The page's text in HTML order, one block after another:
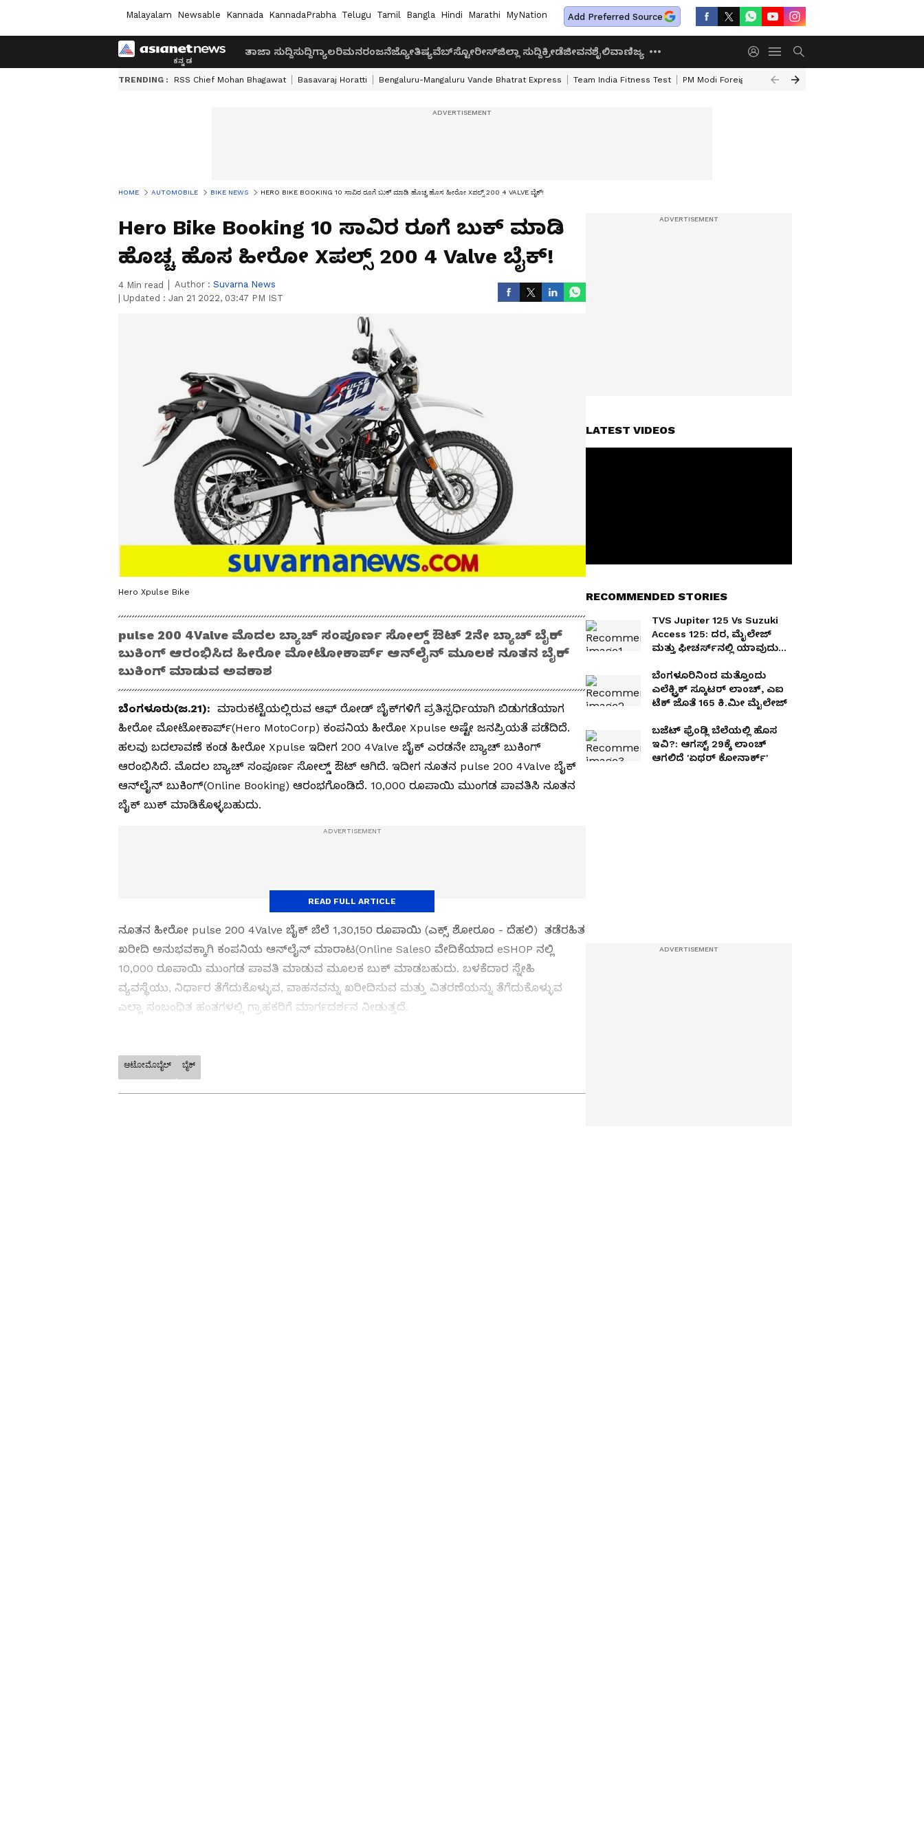
Malayalam Newsable Kannada KannadaPrabha Telugu Tamil Bangla Hindi Marathi MyNation Add Preferred Source
ತಾಜಾ ಸುದ್ದಿಸುದ್ದಿಗ್ಯಾಲರಿಮನರಂಜನೆಜ್ಯೋತಿಷ್ಯವೆಬ್‌ಸ್ಟೋರೀಸ್ಜಿಲ್ಲಾ ಸುದ್ದಿಕ್ರೀಡೆಜೀವನಶೈಲಿವಾಣಿಜ್ಯ
TRENDING : RSS Chief Mohan Bhagawat Basavaraj Horatti Bengaluru-Mangaluru Vande Bhatrat Express Team India Fitness Test PM Modi Foreign Travel Expenditure
HOME AUTOMOBILE BIKE NEWS HERO BIKE BOOKING 10 ಸಾವಿರ ರೂಗೆ ಬುಕ್ ಮಾಡಿ ಹೊಚ್ಚ ಹೊಸ ಹೀರೋ Xಪಲ್ಸ್ 200 4 VALVE ಬೈಕ್!
Hero Bike Booking 10 ಸಾವಿರ ರೂಗೆ ಬುಕ್ ಮಾಡಿ
ಹೊಚ್ಚ ಹೊಸ ಹೀರೋ Xಪಲ್ಸ್ 200 4 Valve ಬೈಕ್!
4 Min read Author : Suvarna News
Updated : Jan 21 2022, 03:47 PM IST
Hero Xpulse Bike
pulse 200 4Valve ಮೊದಲ ಬ್ಯಾಚ್ ಸಂಪೂರ್ಣ ಸೋಲ್ಡ್ ಔಟ್ 2ನೇ ಬ್ಯಾಚ್ ಬೈಕ್
ಬುಕಿಂಗ್ ಆರಂಭಿಸಿದ ಹೀರೋ ಮೋಟೋಕಾರ್ಪ್ ಆನ್‍ಲೈನ್ ಮೂಲಕ ನೂತನ ಬೈಕ್
ಬುಕಿಂಗ್ ಮಾಡುವ ಅವಕಾಶ
ಬೆಂಗಳೂರು(ಜ.21): ಮಾರುಕಟ್ಟೆಯಲ್ಲಿರುವ ಆಫ್ ರೋಡ್ ಬೈಕ್‌ಗಳಿಗೆ ಪ್ರತಿಸ್ಪರ್ಧಿಯಾಗಿ ಬಿಡುಗಡೆಯಾಗ
ಹೀರೋ ಮೋಟೋಕಾರ್ಪ್(Hero MotoCorp) ಕಂಪನಿಯ ಹೀರೋ Xpulse ಅಷ್ಟೇ ಜನಪ್ರಿಯತೆ ಪಡೆದಿದೆ.
ಹಲವು ಬದಲಾವಣೆ ಕಂಡ ಹೀರೋ Xpulse ಇದೀಗ 200 4Valve ಬೈಕ್ ಎರಡನೇ ಬ್ಯಾಚ್ ಬುಕಿಂಗ್
ಆರಂಭಿಸಿದೆ. ಮೊದಲ ಬ್ಯಾಚ್ ಸಂಪೂರ್ಣ ಸೋಲ್ಡ್ ಔಟ್ ಆಗಿದೆ. ಇದೀಗ ನೂತನ pulse 200 4Valve ಬೈಕ್
ಆನ್‌ಲೈನ್ ಬುಕಿಂಗ್(Online Booking) ಆರಂಭಗೊಂಡಿದೆ. 10,000 ರೂಪಾಯಿ ಮುಂಗಡ ಪಾವತಿಸಿ ನೂತನ
ಬೈಕ್ ಬುಕ್ ಮಾಡಿಕೊಳ್ಳಬಹುದು.
ನೂತನ ಹೀರೋ pulse 200 4Valve ಬೈಕ್ ಬೆಲೆ 1,30,150 ರೂಪಾಯಿ (ಎಕ್ಸ್ ಶೋರೂಂ - ದೆಹಲಿ) ತಡೆರಹಿತ
ಖರೀದಿ ಅನುಭವಕ್ಕಾಗಿ ಕಂಪನಿಯ ಆನ್‍ಲೈನ್ ಮಾರಾಟ(Online Sales0 ವೇದಿಕೆಯಾದ eSHOP ನಲ್ಲಿ
10,000 ರೂಪಾಯಿ ಮುಂಗಡ ಪಾವತಿ ಮಾಡುವ ಮೂಲಕ ಬುಕ್ ಮಾಡಬಹುದು. ಬಳಕೆದಾರ ಸ್ನೇಹಿ
ವ್ಯವಸ್ಥೆಯು, ನಿರ್ಧಾರ ತೆಗೆದುಕೊಳ್ಳುವ, ವಾಹನವನ್ನು ಖರೀದಿಸುವ ಮತ್ತು ವಿತರಣೆಯನ್ನು ತೆಗೆದುಕೊಳ್ಳುವ
ಎಲ್ಲಾ ಸಂಬಂಧಿತ ಹಂತಗಳಲ್ಲಿ ಗ್ರಾಹಕರಿಗೆ ಮಾರ್ಗದರ್ಶನ ನೀಡುತ್ತದೆ.
READ FULL ARTICLE
ABOUT THE AUTHOR
ಆಟೋಮೊಬೈಲ್ ಬೈಕ್
LATEST VIDEOS
RECOMMENDED STORIES
TVS Jupiter 125 Vs Suzuki
Access 125: ದರ, ಮೈಲೇಜ್
ಮತ್ತು ಫೀಚರ್ಸ್‌ನಲ್ಲಿ ಯಾವುದು
ಬೆಂಗಳೂರಿನಿಂದ ಮತ್ತೊಂದು
ಎಲೆಕ್ಟ್ರಿಕ್ ಸ್ಕೂಟರ್ ಲಾಂಚ್, ಎಐ
ಟೆಕ್ ಜೊತೆ 165 ಕಿ.ಮೀ ಮೈಲೇಜ್
ಬಜೆಟ್‌ ಫ್ರೆಂಡ್ಲಿ ಬೆಲೆಯಲ್ಲಿ ಹೊಸ
ಇವಿ?: ಆಗಸ್ಟ್ 29ಕ್ಕೆ ಲಾಂಚ್
ಆಗಲಿದೆ 'ಏಥರ್ ಕೋನಾರ್ಕ್'